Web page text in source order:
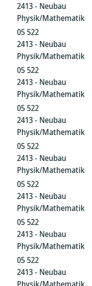
2413 - Neubau
Physik/Mathematik
05 522
2413 - Neubau
Physik/Mathematik
05 522
2413 - Neubau
Physik/Mathematik
05 522
2413 - Neubau
Physik/Mathematik
05 522
2413 - Neubau
Physik/Mathematik
05 522
2413 - Neubau
Physik/Mathematik
05 522
2413 - Neubau
Physik/Mathematik
05 522
2413 - Neubau